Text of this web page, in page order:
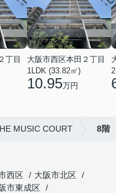
丁目
大阪市西区本田２丁目
1LDK (33.82㎡)
10.95万円
MUSIC COURT 8階
西区
大阪市北区
市東成区